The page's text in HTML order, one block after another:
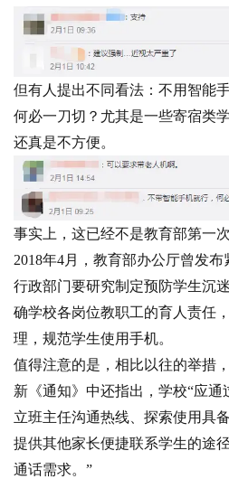
但有人提出不同看法：不用智能
何必一刀切？尤其是一些寄宿类
还真是不方便。
事实上，这已经不是教育部第一
2018年4月，教育部办公厅曾发
行政部门要研究制定预防学生沉
确学校各岗位教职工的育人责任
理，规范学生使用手机。
值得注意的是，相比以往的举措
新《通知》中还指出，学校“应
立班主任沟通热线、探索使用具
提供其他家长便捷联系学生的途
通话需求。”